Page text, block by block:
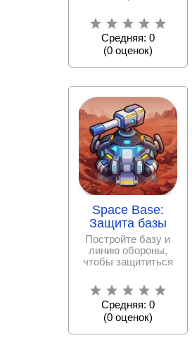
расслабляющую
медитацию.
Средняя: 0
(0оценок)
Space Base:
Защита базы
Постройте базу и
линию обороны,
чтобы защититься
боссов и волн
Средняя: 0
(0оценок)